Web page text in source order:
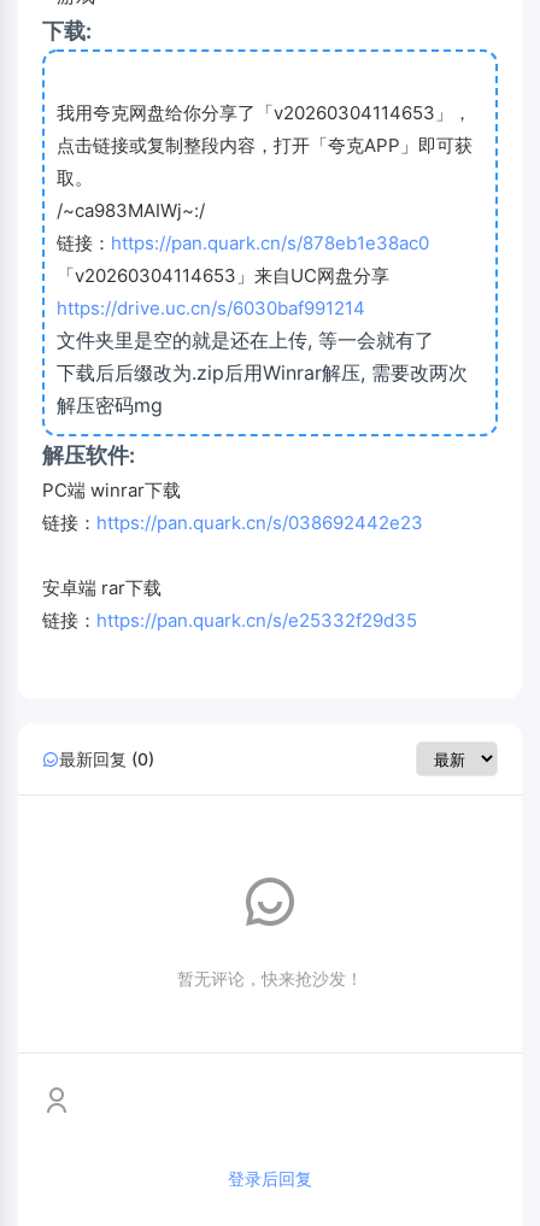
下载:
我用夸克网盘给你分享了「v20260304114653」，
点击链接或复制整段内容，打开「夸克APP」即可获
取。
/~ca983MAIWj~:/
链接： https://pan.quark.cn/s/878eb1e38ac0
「v20260304114653」来自UC网盘分享
https://drive.uc.cn/s/6030baf991214
文件夹里是空的就是还在上传, 等一会就有了
下载后后缀改为.zip后用Winrar解压, 需要改两次
解压密码mg
解压软件:
PC端 winrar下载
链接： https://pan.quark.cn/s/038692442e23
安卓端 rar下载
链接： https://pan.quark.cn/s/e25332f29d35
最新回复 (0)
暂无评论，快来抢沙发！
登录后回复